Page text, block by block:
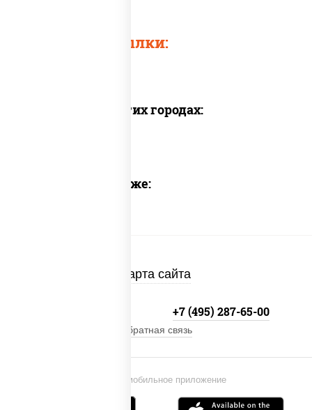
Быстрые ссылки:
Доставка в других городах:
Предлагаем также:
Карта сайта
Установи мобильное приложение
+7 (495) 287-65-00
Обратная связь